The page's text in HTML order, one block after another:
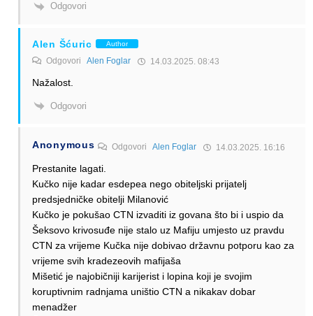
Odgovori
Alen Šćuric Author
Odgovori Alen Foglar 14.03.2025. 08:43
Nažalost.
Odgovori
Anonymous OdgovoriAlen Foglar 14.03.2025. 16:16
Prestanite lagati.
Kučko nije kadar esdepea nego obiteljski prijatelj
predsjedničke obitelji Milanović
Kučko je pokušao CTN izvaditi iz govana što bi i uspio da
Šeksovo krivosuđe nije stalo uz Mafiju umjesto uz pravdu
CTN za vrijeme Kučka nije dobivao državnu potporu kao za
vrijeme svih kradezeovih mafijaša
Mišetić je najobičniji karijerist i lopina koji je svojim
koruptivnim radnjama uništio CTN a nikakav dobar
menadžer